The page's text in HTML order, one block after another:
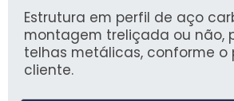
Estrutura em perfil de aço
montagem treliçada ou não,
telhas metálicas, conforme o
cliente.